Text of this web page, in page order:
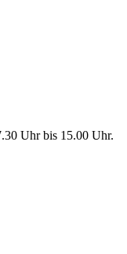
Uhr bis 15.00 Uhr.